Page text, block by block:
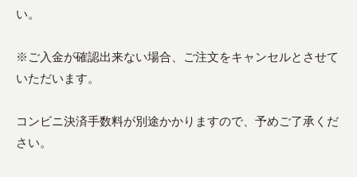
い。
※ご入金が確認出来ない場合、ご注文をキャンセルとさせて
いただいます。
コンビニ決済手数料が別途かかりますので、予めご了承くだ
さい。